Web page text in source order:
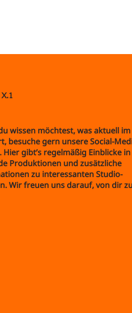
wissen möchtest, was aktuell im
besuche gern unsere Social-
Hier gibt’s regelmäßig Einblicke in
Produktionen und zusätzliche
zu interessanten Studio-
Wir freuen uns darauf, von dir